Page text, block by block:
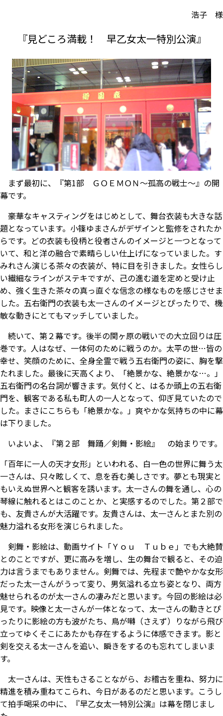
浩子 様
『見どころ満載！ 早乙女太一特別公演』
まず最初に、『第1部 ＧＯＥＭＯＮ～孤高の戦士～』の開
幕です。
豪華なキャスティングをはじめとして、舞台衣装も大きな話
題となっています。小篠ゆまさんがデザインと監修をされたか
らです。どの衣装も役柄と役者さんのイメージと一つとなって
いて、和と洋の融合で素晴らしい仕上げになっていました。す
みれさん演じる茶々の衣装が、特に目を引きました。女性らし
い繊細なラインがステキですが、己の進む道を定めと受け止
め、強く生きた茶々の真っ直ぐな信念の様なものを感じさせま
した。五右衛門の衣装も太一さんのイメージとぴったりで、機
敏な動きにとてもマッチしていました。
続いて、第２幕です。後半の関ヶ原の戦いでの大立回りは圧
巻です。人はなぜ、一体何のために戦うのか――。太平の世…皆の
幸せ、笑顔のために、全身全霊で戦う五右衛門の姿に、胸を撃
たれました。最後に天高くより、「絶景かな、絶景かな…。」
五右衛門の名台詞が響きます。気付くと、はるか頭上の五右衛
門を、観客である私も町人の一人となって、仰ぎ見ていたので
した。まさにこちらも「絶景かな――。」爽やかな気持ちの中に幕
は下りました。
いよいよ、『第２部 舞踊／剣舞・影絵』 の始まりです。
「百年に一人の天才女形」といわれる、白一色の世界に舞う太
一さんは、只々眩しくて、息を呑む美しさです。夢とも現実と
もいえぬ世界へと観客を誘います。太一さんの舞を通し、心の
琴線に触れるとはこのことか、と実感するのでした。第２部で
も、友貴さんが大活躍です。友貴さんは、太一さんとまた別の
魅力溢れる女形を演じられました。
剣舞・影絵は、動画サイト「Ｙｏｕ Ｔｕｂｅ」でも大絶賛
とのことですが、更に高みを増し、生の舞台で観ると、その迫
力は言うまでもありません。剣舞では、先程まで艶やかな女形
だった太一さんがうって変り、男気溢れる立ち姿となり、両方
魅せられるのが太一さんの凄みだと思います。今回の影絵は必
見です。映像と太一さんが一体となって、太一さんの動きとぴ
ったりに影絵の方も波がたち、鳥が囀（さえず）りながら飛び
立ってゆく――そこにあたかも存在するように体感できます。影と
剣を交える太一さんを追い、瞬きをするのも忘れてしまいま
す。
太一さんは、天性もさることながら、お稽古を重ね、努力に
精進を積み重ねてこられ、今日があるのだと思います。こうし
て拍手喝采の中に、『早乙女太一特別公演』は幕を閉じまし